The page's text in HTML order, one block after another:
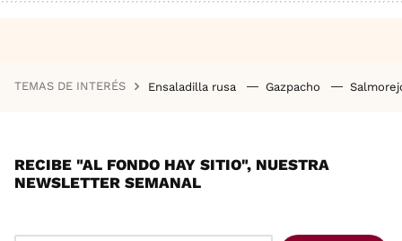
TEMAS DE INTERÉS Ensaladilla rusa Gazpacho
RECIBE "AL FONDO HAY SITIO", NUESTRA
NEWSLETTER SEMANAL